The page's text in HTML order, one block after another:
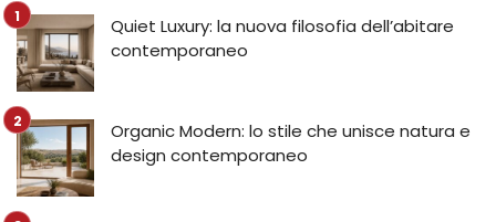
Quiet Luxury: la nuova filosofia dell’abitare
contemporaneo
Organic Modern: lo stile che unisce natura e
design contemporaneo